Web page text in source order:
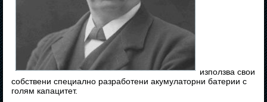
използва свои
собствени специално разработени акумулаторни батерии с
голям капацитет.